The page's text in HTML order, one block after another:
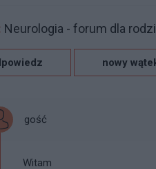
Neurologia - forum dla
nowy
gość
Witam